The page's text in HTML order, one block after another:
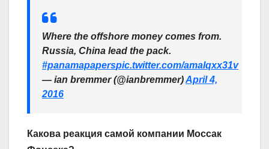
Where the offshore money comes from.
Russia, China lead the pack.
#panamapaperspic.twitter.com/amalqxx31v
— ian bremmer (@ianbremmer)April 4,
2016
Какова реакция самой компании Моссак